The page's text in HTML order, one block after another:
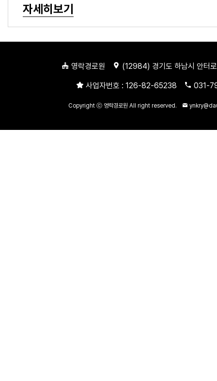
자세히보기
영락경로원 (12984) 경기도 하남시 안
사업자번호 : 126-82-65238 031-
Copyright ⓒ 영락경로원 All right reserved.